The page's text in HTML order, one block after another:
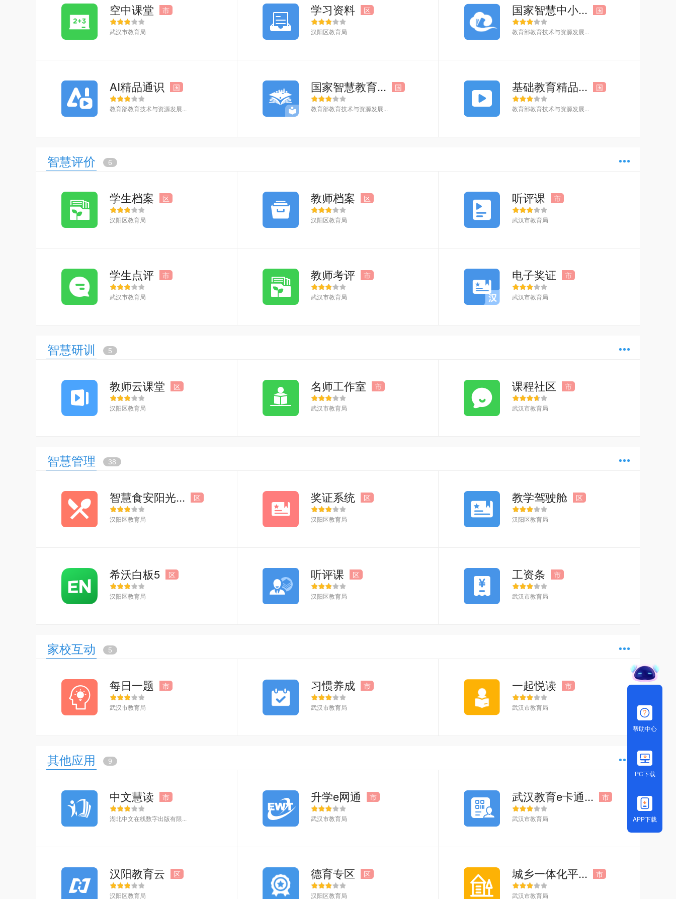
空中课堂 市
武汉市教育局
学习资料 区
汉阳区教育局
国家智慧中小... 国
教育部教育技术与资源发展...
AI精品通识 国
教育部教育技术与资源发展...
国家智慧教育... 国
教育部教育技术与资源发展...
基础教育精品... 国
教育部教育技术与资源发展...
智慧评价 6
学生档案 区
汉阳区教育局
教师档案 区
汉阳区教育局
听评课 市
武汉市教育局
学生点评 市
武汉市教育局
教师考评 市
武汉市教育局
电子奖证 市
武汉市教育局
智慧研训 5
教师云课堂 区
汉阳区教育局
名师工作室 市
武汉市教育局
课程社区 市
武汉市教育局
智慧管理 38
智慧食安阳光... 区
汉阳区教育局
奖证系统 区
汉阳区教育局
教学驾驶舱 区
汉阳区教育局
希沃白板5 区
汉阳区教育局
听评课 区
汉阳区教育局
工资条 市
武汉市教育局
家校互动 5
每日一题 市
武汉市教育局
习惯养成 市
武汉市教育局
一起悦读 市
武汉市教育局
其他应用 9
中文慧读 市
湖北中文在线数字出版有限...
升学e网通 市
武汉市教育局
武汉教育e卡通... 市
武汉市教育局
汉阳教育云 区
汉阳区教育局
德育专区 区
汉阳区教育局
城乡一体化平... 市
武汉市教育局
帮助中心
PC下载
APP下载